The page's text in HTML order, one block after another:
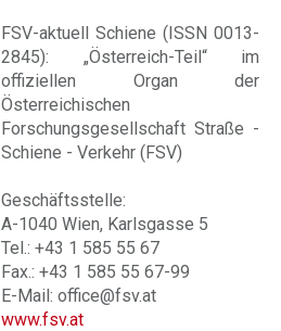
FSV-aktuell Schiene (ISSN 0013-
2845): „Österreich-Teil“ im
offiziellen Organ der
Österreichischen
Forschungsgesellschaft Straße -
Schiene - Verkehr (FSV)
Geschäftsstelle:
A-1040 Wien, Karlsgasse 5
Tel.: +43 1 585 55 67
Fax.: +43 1 585 55 67-99
E-Mail: office@fsv.at
www.fsv.at